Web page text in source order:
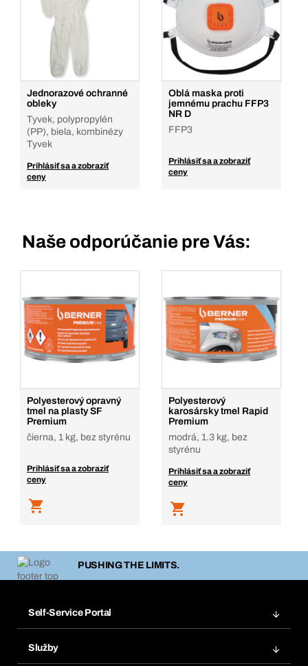
Jednorazové ochranné
obleky
Tyvek, polypropylén
(PP), biela, kombinézy
Tyvek
Prihlásiť sa a zobraziť
ceny
Oblá maska proti
jemnému prachu FFP3
NR D
FFP3
Prihlásiť sa a zobraziť
ceny
Naše odporúčanie pre Vás:
Polyesterový opravný
tmel na plasty SF
Premium
čierna, 1 kg, bez styrénu
Prihlásiť sa a zobraziť
ceny
Polyesterový
karosársky tmel Rapid
Premium
modrá, 1.3 kg, bez
styrénu
Prihlásiť sa a zobraziť
ceny
PUSHING THE LIMITS.
Self-Service Portal
Služby